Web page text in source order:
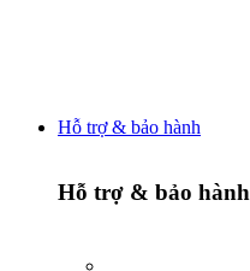
Hỗ trợ & bảo hành
Hỗ trợ & bảo hành